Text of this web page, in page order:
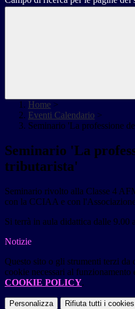
Home >
Eventi Calendario >
Seminario 'La professione
Seminario 'La
tributarista'
Seminario rivolto alla Classe 4
con la CCIAA e con
Si terrà in aula didattica dalle 9.00
Notizie
Questo sito o gli strumenti terzi
cookie necessari al
COOKIE POLICY.
Personalizza Rifiuta tutti i cookies